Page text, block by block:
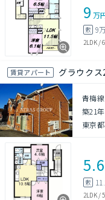
9 万
敷 9
2LDK/
賃貸アパート グラウクス
青梅
築21年
東京
5.6
敷
2LDK/